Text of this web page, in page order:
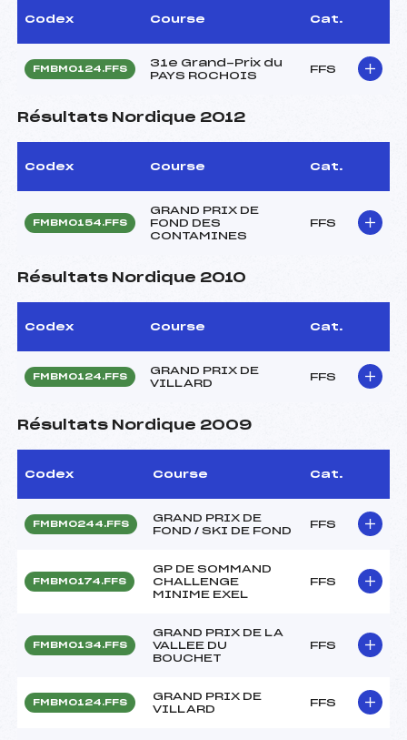
Codex Course Cat.
FMBM0124.FFS
31e Grand-Prix du
PAYS ROCHOIS
FFS
Résultats Nordique 2012
Codex Course Cat.
FMBM0154.FFS
GRAND PRIX DE
FOND DES
CONTAMINES
FFS
Résultats Nordique 2010
Codex Course Cat.
FMBM0124.FFS
GRAND PRIX DE
VILLARD
FFS
Résultats Nordique 2009
Codex Course Cat.
FMBM0244.FFS
GRAND PRIX DE
FOND / SKI DE FOND
FFS
FMBM0174.FFS
GP DE SOMMAND
CHALLENGE
MINIME EXEL
FFS
FMBM0134.FFS
GRAND PRIX DE LA
VALLEE DU
BOUCHET
FFS
FMBM0124.FFS
GRAND PRIX DE
VILLARD
FFS